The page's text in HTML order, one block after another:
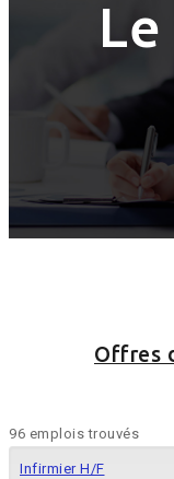
Offres
96 emplois trouvés
Infirmier H/F